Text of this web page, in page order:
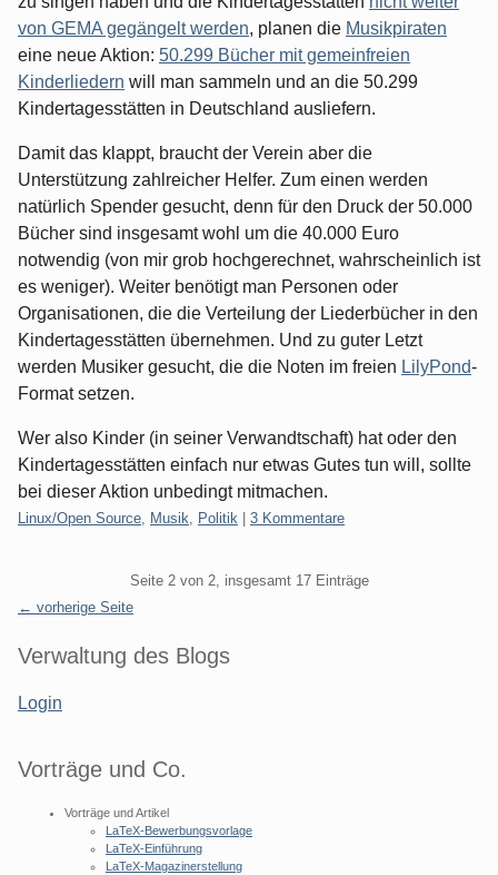
von GEMA gegängelt werden, planen die Musikpiraten
eine neue Aktion: 50.299 Bücher mit gemeinfreien
Kinderliedern will man sammeln und an die 50.299
Kindertagesstätten in Deutschland ausliefern.
Damit das klappt, braucht der Verein aber die
Unterstützung zahlreicher Helfer. Zum einen werden
natürlich Spender gesucht, denn für den Druck der 50.000
Bücher sind insgesamt wohl um die 40.000 Euro
notwendig (von mir grob hochgerechnet, wahrscheinlich ist
es weniger). Weiter benötigt man Personen oder
Organisationen, die die Verteilung der Liederbücher in den
Kindertagesstätten übernehmen. Und zu guter Letzt
werden Musiker gesucht, die die Noten im freien LilyPond-
Format setzen.
Wer also Kinder (in seiner Verwandtschaft) hat oder den
Kindertagesstätten einfach nur etwas Gutes tun will, sollte
bei dieser Aktion unbedingt mitmachen.
Kategorien:
Linux/Open Source, Musik, Politik 3 Kommentare
Seite 2 von 2, insgesamt 17 Einträge
← vorherige Seite
Seitenleiste
Verwaltung des Blogs
Login
Vorträge und Co.
Vorträge und Artikel
LaTeX-Bewerbungsvorlage
LaTeX-Einführung
LaTeX-Magazinerstellung